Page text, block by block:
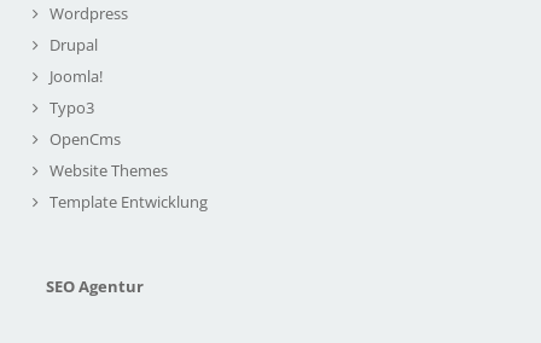
Wordpress
Drupal
Joomla!
Typo3
OpenCms
Website Themes
Template Entwicklung
SEO Agentur